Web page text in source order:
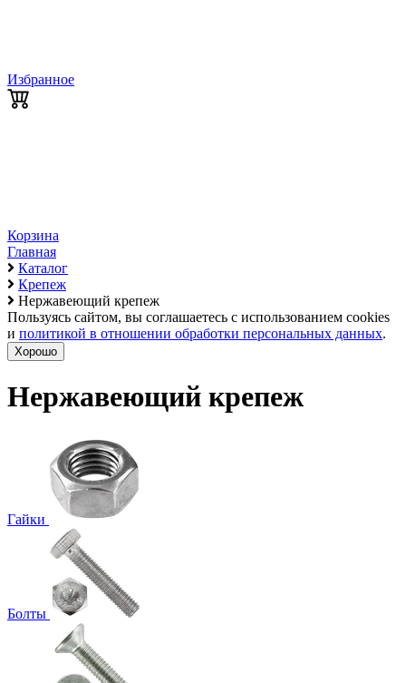
Избранное
Корзина
Главная
Каталог
Крепеж
Нержавеющий крепеж
Пользуясь сайтом, вы соглашаетесь с использованием cookies
и политикой в отношении обработки персональных данных.
Хорошо
Нержавеющий крепеж
Гайки
Болты